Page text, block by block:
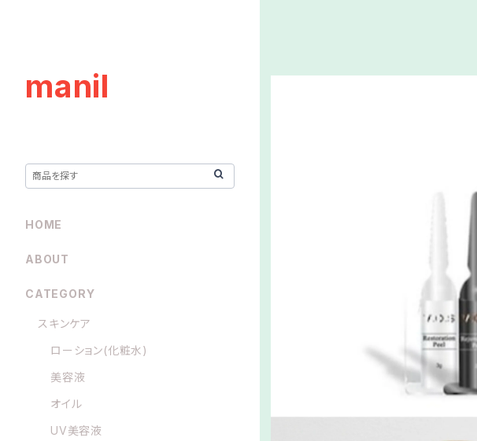
manil
HOME
ABOUT
CATEGORY
スキンケア
ローション(化粧水)
美容液
オイル
UV美容液